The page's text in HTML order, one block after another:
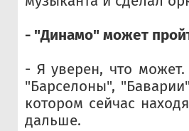
- "Динамо" может
- Я уверен, что
"Барселоны",
котором сейчас
дальше.